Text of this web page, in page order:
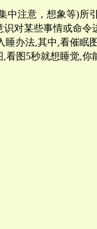
中注意，想象等)所
对某些事情或命令
办法,其中,看催眠
看图5秒就想睡觉,你